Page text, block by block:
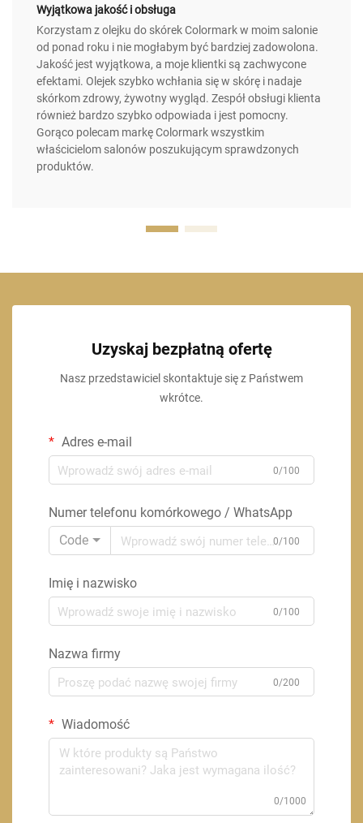
Wyjątkowa jakość i obsługa
Korzystam z olejku do skórek Colormark w moim salonie
od ponad roku i nie mogłabym być bardziej zadowolona.
Jakość jest wyjątkowa, a moje klientki są zachwycone
efektami. Olejek szybko wchłania się w skórę i nadaje
skórkom zdrowy, żywotny wygląd. Zespół obsługi klienta
również bardzo szybko odpowiada i jest pomocny.
Gorąco polecam markę Colormark wszystkim
właścicielom salonów poszukującym sprawdzonych
produktów.
Uzyskaj bezpłatną ofertę
Nasz przedstawiciel skontaktuje się z Państwem
wkrótce.
Adres e-mail
0/100
Numer telefonu komórkowego / WhatsApp
Code
0/100
Imię i nazwisko
0/100
Nazwa firmy
0/200
Wiadomość
0/1000